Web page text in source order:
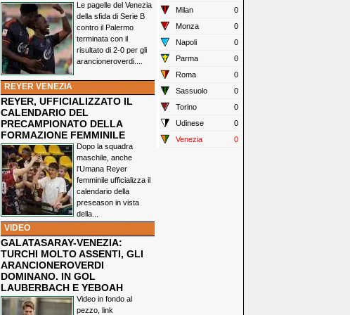
Le pagelle del Venezia
della sfida di Serie B
contro il Palermo
terminata con il
risultato di 2-0 per gli
arancioneroverdi....
REYER VENEZIA
REYER, UFFICIALIZZATO IL
CALENDARIO DEL
PRECAMPIONATO DELLA
FORMAZIONE FEMMINILE
Dopo la squadra
maschile, anche
l'Umana Reyer
femminile ufficializza il
calendario della
preseason in vista
della...
VIDEO
GALATASARAY-VENEZIA:
TURCHI MOLTO ASSENTI, GLI
ARANCIONEROVERDI
DOMINANO. IN GOL
LAUBERBACH E YEBOAH
Video in fondo al
pezzo, link
Milan
0
Monza
0
Napoli
0
Parma
0
Roma
0
Sassuolo
0
Torino
0
Udinese
0
Venezia
0